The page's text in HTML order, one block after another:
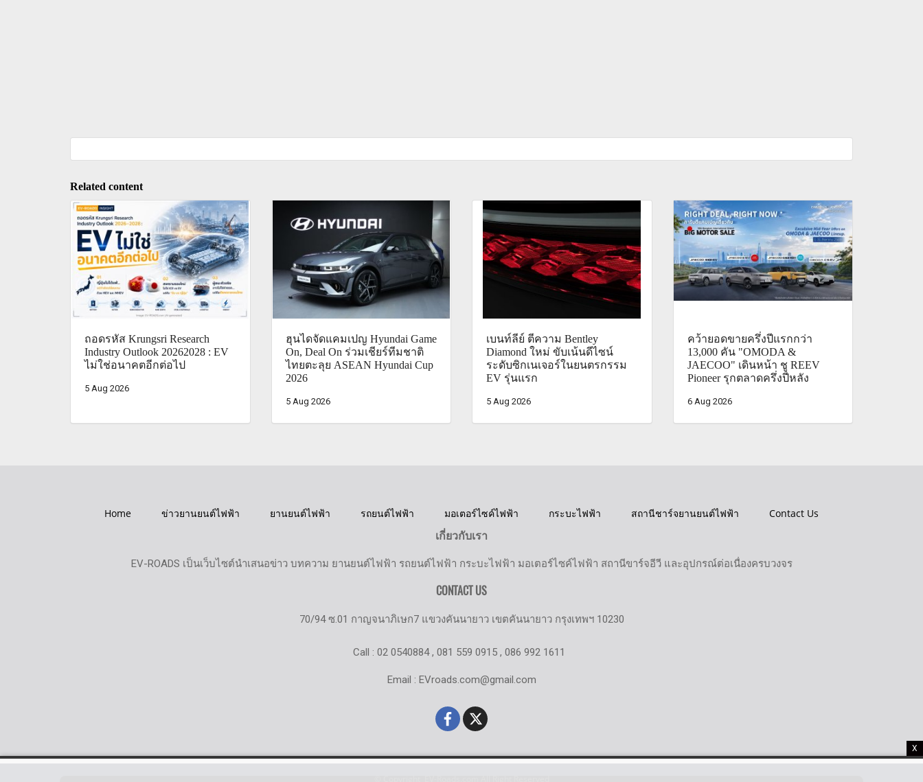
X
Related content
ถอดรหัส Krungsri Research
Industry Outlook 20262028 : EV
ไม่ใช่อนาคตอีกต่อไป
5 Aug 2026
ฮุนไดจัดแคมเปญ Hyundai Game
On, Deal On ร่วมเชียร์ทีมชาติ
ไทยตะลุย ASEAN Hyundai Cup
2026
5 Aug 2026
เบนท์ลีย์ ตีความ Bentley
Diamond ใหม่ ขับเน้นดีไซน์
ระดับซิกเนเจอร์ในยนตรกรรม
EV รุ่นแรก
5 Aug 2026
คว้ายอดขายครึ่งปีแรกกว่า
13,000 คัน "OMODA &
JAECOO" เดินหน้า ชู REEV
Pioneer รุกตลาดครึ่งปีหลัง
6 Aug 2026
Home ข่าวยานยนต์ไฟฟ้า ยานยนต์ไฟฟ้า รถยนต์ไฟฟ้า มอเตอร์ไซค์ไฟฟ้า กระบะไฟฟ้า สถานีชาร์จยานยนต์ไฟฟ้า
Contact Us
เกี่ยวกับเรา
EV-ROADS เป็นเว็บไซต์นำเสนอข่าว บทความ ยานยนต์ไฟฟ้า รถยนต์ไฟฟ้า กระบะไฟฟ้า มอเตอร์ไซค์ไฟฟ้า สถานีขาร์จอีวี และอุปกรณ์ต่อเนื่องครบวงจร
CONTACT US
70/94 ซ.01 กาญจนาภิเษก7 แขวงคันนายาว เขตคันนายาว กรุงเทพฯ 10230
Call : 02 0540884 , 081 559 0915 , 086 992 1611
Email : EVroads.com@gmail.com